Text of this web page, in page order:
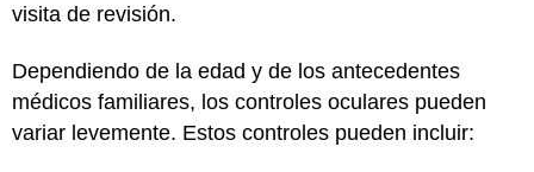
visita de revisión.
Dependiendo de la edad y de los antecedentes
médicos familiares, los controles oculares pueden
variar levemente. Estos controles pueden incluir: